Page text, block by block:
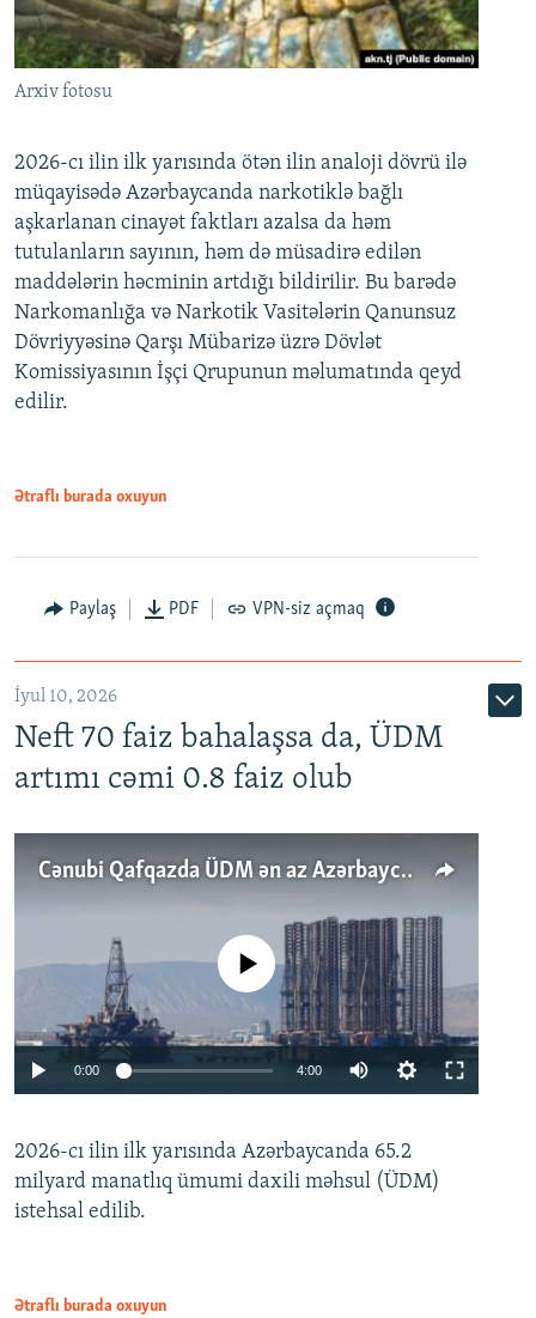
Arxiv fotosu
2026-cı ilin ilk yarısında ötən ilin analoji dövrü ilə
müqayisədə Azərbaycanda narkotiklə bağlı
aşkarlanan cinayət faktları azalsa da həm
tutulanların sayının, həm də müsadirə edilən
maddələrin həcminin artdığı bildirilir. Bu barədə
Narkomanlığa və Narkotik Vasitələrin Qanunsuz
Dövriyyəsinə Qarşı Mübarizə üzrə Dövlət
Komissiyasının İşçi Qrupunun məlumatında qeyd
edilir.
Ətraflı burada oxuyun
Paylaş PDF VPN-siz açmaq
İyul 10, 2026
Neft 70 faiz bahalaşsa da, ÜDM
artımı cəmi 0.8 faiz olub
Cənubi Qafqazda ÜDM ən az Azərbaycanda artır: Qonşuları niyə Bakını qabaqlaya bilir?
Auto 240p 360p 480p
No media source currently available
0:00 4:00
360p
480p
2026-cı ilin ilk yarısında Azərbaycanda 65.2
milyard manatlıq ümumi daxili məhsul (ÜDM)
istehsal edilib.
Ətraflı burada oxuyun